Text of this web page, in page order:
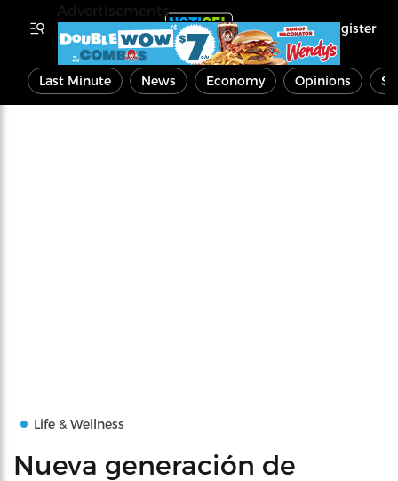
Register
Last Minute News Economy Opinions
Life & Wellness
Nueva generación de
Advertisements